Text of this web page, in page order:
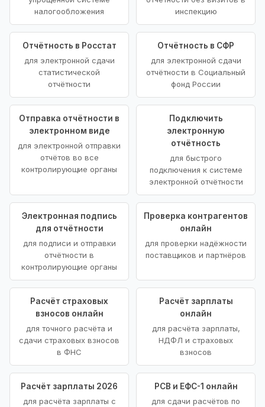
налогообложения
инспекцию
Отчётность в Росстат
для электронной сдачи
статистической
отчётности
Отчётность в СФР
для электронной сдачи
отчётности в Социальный
фонд России
Отправка отчётности в
электронном виде
для электронной отправки
отчётов во все
контролирующие органы
Подключить
электронную
отчётность
для быстрого
подключения к системе
электронной отчётности
Электронная подпись
для отчётности
для подписи и отправки
отчётности в
контролирующие органы
Проверка контрагентов
онлайн
для проверки надёжности
поставщиков и партнёров
Расчёт страховых
взносов онлайн
для точного расчёта и
сдачи страховых взносов
в ФНС
Расчёт зарплаты
онлайн
для расчёта зарплаты,
НДФЛ и страховых
взносов
Расчёт зарплаты 2026
для расчёта зарплаты с
РСВ и ЕФС-1 онлайн
для сдачи расчётов по